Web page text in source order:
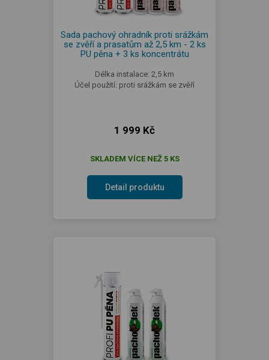
Sada pachový ohradník proti srážkám
se zvěří a prasatům až 2,5 km - 2 ks
PU pěna + 3 ks koncentrátu
Délka instalace: 2,5 km
Účel použití: proti srážkám se zvěří
1 999 Kč
SKLADEM VÍCE NEŽ 5 KS
Detail produktu